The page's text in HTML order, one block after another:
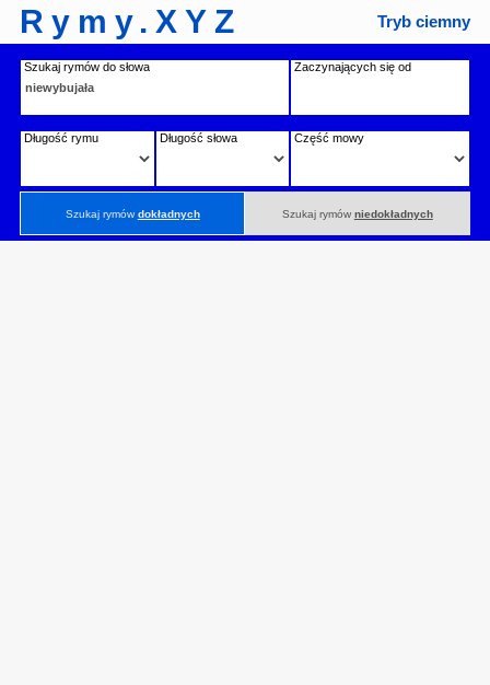
Rymy.XYZ Tryb ciemny
Szukaj rymów do słowa Zaczynających się od
Długość rymu Długość słowa Część mowy
Szukaj rymówdokładnych Szukaj rymów niedokładnych